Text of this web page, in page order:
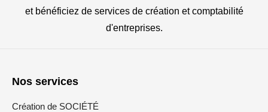
et bénéficiez de services de création et comptabilité
d'entreprises.
Nos services
Création de SOCIÉTÉ